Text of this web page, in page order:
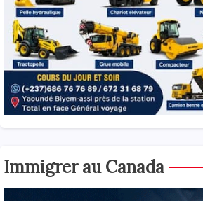
Immigrer au Canada